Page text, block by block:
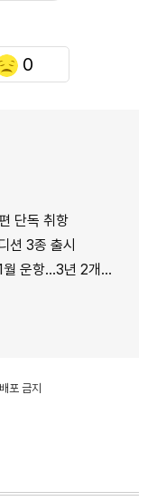
0
단독 취항
션 3종 출시
…3년 2개월 만 재개
포 금지